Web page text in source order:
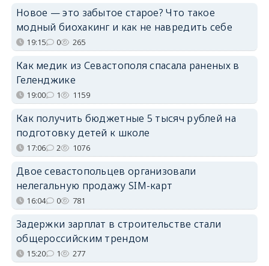
Новое — это забытое старое? Что такое
модный биохакинг и как не навредить себе
19:15 0 265
Как медик из Севастополя спасала раненых в
Геленджике
19:00 1 1159
Как получить бюджетные 5 тысяч рублей на
подготовку детей к школе
17:06 2 1076
Двое севастопольцев организовали
нелегальную продажу SIM-карт
16:04 0 781
Задержки зарплат в строительстве стали
общероссийским трендом
15:20 1 277